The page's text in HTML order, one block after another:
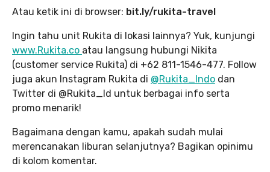
Atau ketik ini di browser: bit.ly/rukita-travel
Ingin tahu unit Rukita di lokasi lainnya? Yuk, kunjungi
www.Rukita.co atau langsung hubungi Nikita
(customer service Rukita) di +62 811-1546-477. Follow
juga akun Instagram Rukita di @Rukita_Indo dan
Twitter di @Rukita_Id untuk berbagai info serta
promo menarik!
Bagaimana dengan kamu, apakah sudah mulai
merencanakan liburan selanjutnya? Bagikan opinimu
di kolom komentar.